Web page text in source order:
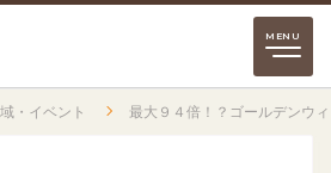
・イベント 最大９４倍！？ゴールデンウ